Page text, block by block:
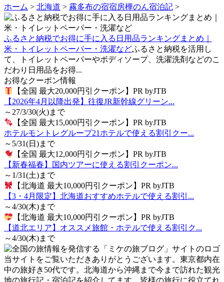
ホーム > 北海道 > 霧多布の宿宿房樺のん宿泊記 >
ふるさと納税でお得に手に入る日用品ランキングまとめ｜
米・トイレットペーパー・洗濯などふるさと納税を活用し
て、トイレットペーパーやボディソープ、洗濯洗剤などのこ
だわり日用品をお得...
お得なクーポン情報
【全国 最大20,000円引クーポン】PR byJTB
【2026年4月以降出発】往復JR新幹線グリーン...
～27/3/30(火)まで
【全国 最大15,000円引クーポン】PR byJTB
ホテルモントレグループ21ホテルで使える割引クー...
～5/31(日)まで
【全国 最大12,000円引クーポン】PR byJTB
【新春福春】国内ツアーに使える割引クーポン...
～1/31(土)まで
【北海道 最大10,000円引クーポン】PR byJTB
【3・4月限定】北海道おすすめホテルで使える割引...
～4/30(木)まで
【北海道 最大10,000円引クーポン】PR byJTB
【道北エリア】オススメ旅館・ホテルで使える割引ク...
～4/30(木)まで
当サイトをご覧いただきありがとうございます。東京都内在
中の旅好き50代です。北海道から沖縄まで今まで訪れた観光